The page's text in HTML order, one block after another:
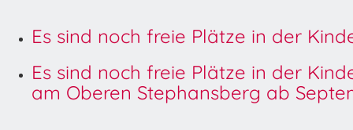
Es sind noch freie Plätze in der
Es sind noch freie Plätze in der
am Oberen Stephansberg ab